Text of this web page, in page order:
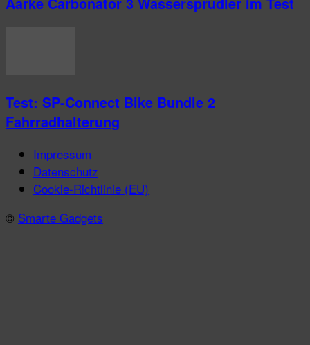
Test: SP-Connect Bike Bundle 2
Fahrradhalterung
Impressum
Datenschutz
Cookie-Richtlinie (EU)
© Smarte Gadgets